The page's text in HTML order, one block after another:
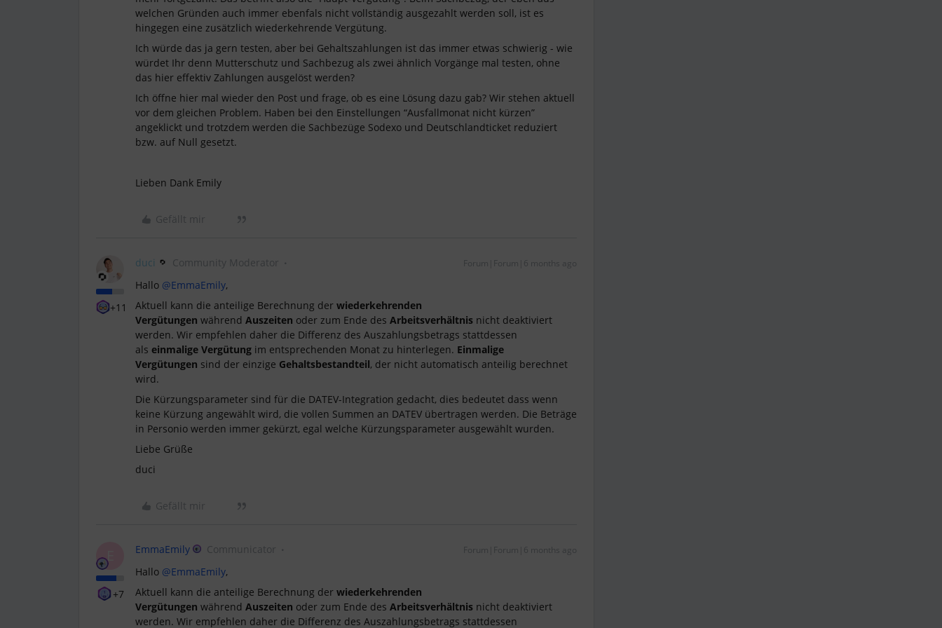
welchen Gründen auch immer ebenfals nicht vollständig ausgezahlt werden soll, ist es
hingegen eine zusätzlich wiederkehrende Vergütung.
Ich würde das ja gern testen, aber bei Gehaltszahlungen ist das immer etwas schwierig - wie
würdet Ihr denn Mutterschutz und Sachbezug als zwei ähnlich Vorgänge mal testen, ohne
das hier effektiv Zahlungen ausgelöst werden?
Ich öffne hier mal wieder den Post und frage, ob es eine Lösung dazu gab? Wir stehen aktuell
vor dem gleichen Problem. Haben bei den Einstellungen “Ausfallmonat nicht kürzen”
angeklickt und trotzdem werden die Sachbezüge Sodexo und Deutschlandticket reduziert
bzw. auf Null gesetzt.
Lieben Dank Emily
Gefällt mir
+11
duci Community Moderator Forum|Forum|6 months ago
Hallo ​ @EmmaEmily,
Aktuell kann die anteilige Berechnung der wiederkehrenden
Vergütungen während Auszeiten oder zum Ende des Arbeitsverhältnis nicht deaktiviert
werden. Wir empfehlen daher die Differenz des Auszahlungsbetrags stattdessen
als einmalige Vergütung im entsprechenden Monat zu hinterlegen. Einmalige
Vergütungen sind der einzige Gehaltsbestandteil, der nicht automatisch anteilig berechnet
wird.
Die Kürzungsparameter sind für die DATEV-Integration gedacht, dies bedeutet dass wenn
keine Kürzung angewählt wird, die vollen Summen an DATEV übertragen werden. Die Beträge
in Personio werden immer gekürzt, egal welche Kürzungsparameter ausgewählt wurden.
Liebe Grüße
duci
Gefällt mir
E
+7
EmmaEmily Communicator Forum|Forum|6 months ago
Hallo ​ @EmmaEmily,
Aktuell kann die anteilige Berechnung der wiederkehrenden
Vergütungen während Auszeiten oder zum Ende des Arbeitsverhältnis nicht deaktiviert
werden. Wir empfehlen daher die Differenz des Auszahlungsbetrags stattdessen